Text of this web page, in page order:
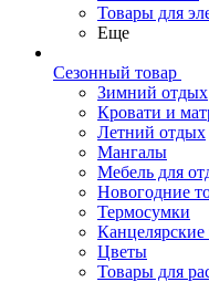
Товары для
Еще
Сезонный товар
Зимний отдых
Кровати и
Летний отдых
Мангалы
Мебель для
Новогодние
Термосумки
Цветы
Товары для